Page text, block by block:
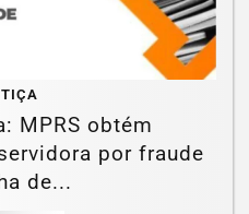
MPRS obtém
por fraude
de...